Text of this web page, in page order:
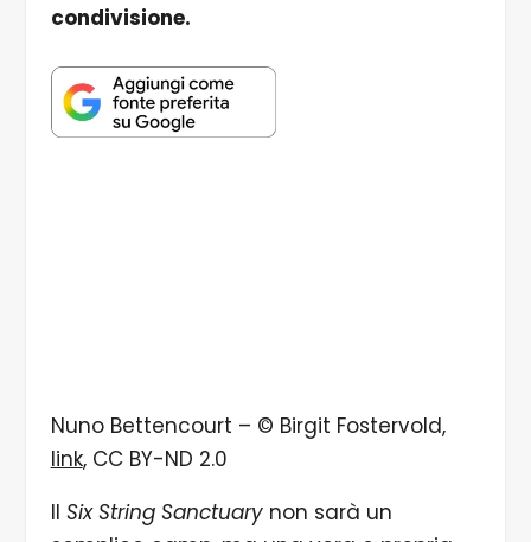
condivisione.
Nuno Bettencourt – © Birgit Fostervold,
link, CC BY-ND 2.0
Il Six String Sanctuarynon sarà un